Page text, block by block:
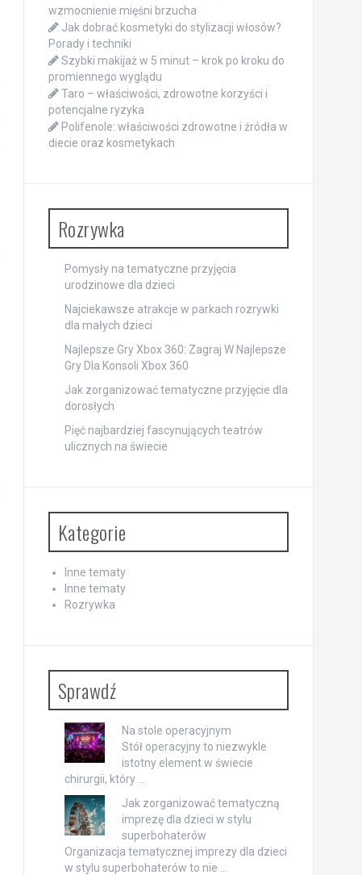
wzmocnienie mięśni brzucha
Jak dobrać kosmetyki do stylizacji włosów?
Porady i techniki
Szybki makijaż w 5 minut – krok po kroku do
promiennego wyglądu
Taro – właściwości, zdrowotne korzyści i
potencjalne ryzyka
Polifenole: właściwości zdrowotne i źródła w
diecie oraz kosmetykach
Rozrywka
Pomysły na tematyczne przyjęcia
urodzinowe dla dzieci
Najciekawsze atrakcje w parkach rozrywki
dla małych dzieci
Najlepsze Gry Xbox 360: Zagraj W Najlepsze
Gry Dla Konsoli Xbox 360
Jak zorganizować tematyczne przyjęcie dla
dorosłych
Pięć najbardziej fascynujących teatrów
ulicznych na świecie
Kategorie
Inne tematy
Inne tematy
Rozrywka
Sprawdź
Na stole operacyjnym
Stół operacyjny to niezwykle
istotny element w świecie
chirurgii, który …
Jak zorganizować tematyczną
imprezę dla dzieci w stylu
superbohaterów
Organizacja tematycznej imprezy dla dzieci
w stylu superbohaterów to nie …